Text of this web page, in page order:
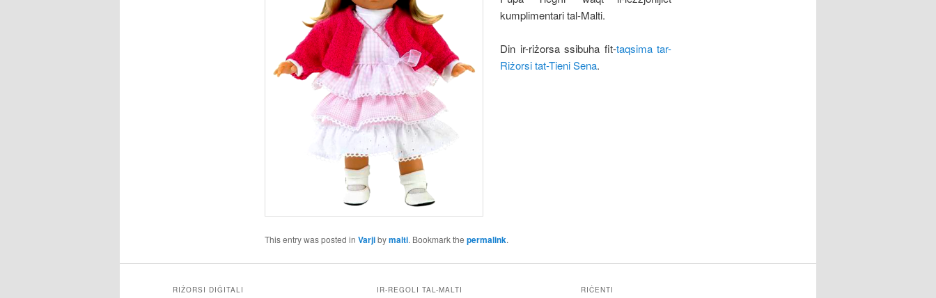
kumplimentari tal-Malti.
Din ir-riżorsa ssibuha fit-taqsima tar-
Riżorsi tat-Tieni Sena.
This entry was posted in Varjibymalti. Bookmark the permalink.
RIŻORSI DIĠITALI IR-REGOLI TAL-MALTI RIĊENTI